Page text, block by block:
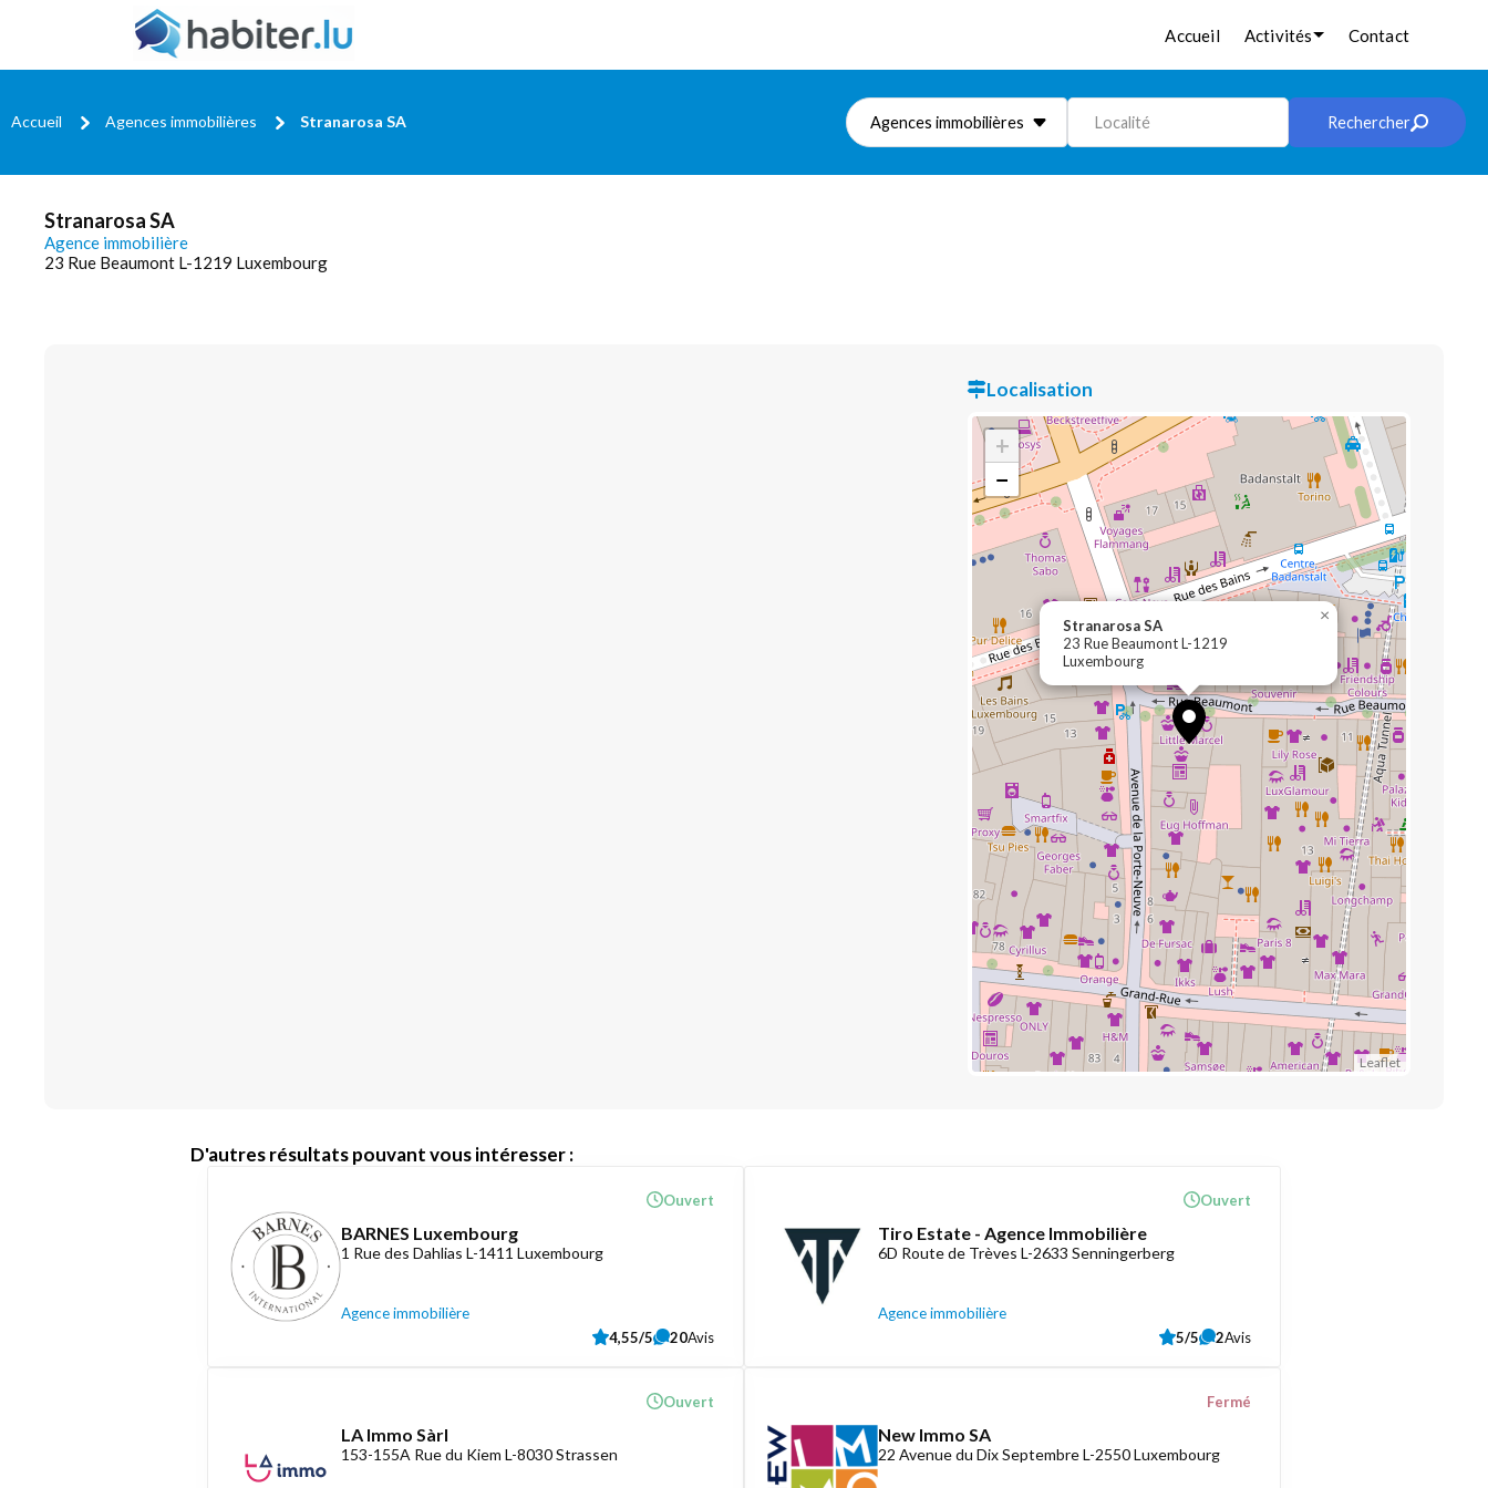
Accueil Activités Contact
Accueil Agences immobilières Stranarosa SA Agences immobilières Localité Rechercher
Stranarosa SA
Agence immobilière
23 Rue Beaumont L-1219 Luxembourg
Localisation
Stranarosa SA
23 Rue Beaumont L-1219
Luxembourg
×
+
−
Leaflet
D'autres résultats pouvant vous intéresser :
BARNES Luxembourg
1 Rue des Dahlias L-1411 Luxembourg
Agence immobilière
Ouvert
4,55/5 20Avis
Tiro Estate - Agence Immobilière
6D Route de Trèves L-2633 Senningerberg
Agence immobilière
Ouvert
5/5 2Avis
LA Immo Sàrl
153-155A Rue du Kiem L-8030 Strassen
Ouvert
New Immo SA
22 Avenue du Dix Septembre L-2550 Luxembourg
Fermé